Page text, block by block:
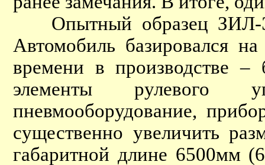
Опытный образец ЗИЛ-
Автомобиль базировался
времени в производстве –
элементы рулевого
пневмооборудование,
существенно увеличить
габаритной длине 6500мм